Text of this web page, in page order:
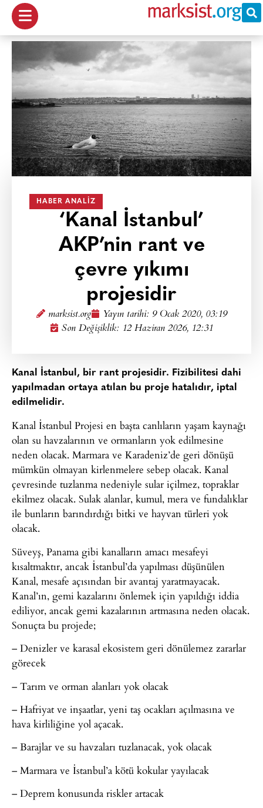
HABER ANALIZ
‘Kanal İstanbul’
AKP’nin rant ve
çevre yıkımı
projesidir
marksist.org Yayın tarihi: 9 Ocak 2020, 03:19
Son Değişiklik: 12 Haziran 2026, 12:31
Kanal İstanbul, bir rant projesidir. Fizibilitesi dahi
yapılmadan ortaya atılan bu proje hatalıdır, iptal
edilmelidir.
Kanal İstanbul Projesi en başta canlıların yaşam kaynağı
olan su havzalarının ve ormanların yok edilmesine
neden olacak. Marmara ve Karadeniz’de geri dönüşü
mümkün olmayan kirlenmelere sebep olacak. Kanal
çevresinde tuzlanma nedeniyle sular içilmez, topraklar
ekilmez olacak. Sulak alanlar, kumul, mera ve fundalıklar
ile bunların barındırdığı bitki ve hayvan türleri yok
olacak.
Süveyş, Panama gibi kanalların amacı mesafeyi
kısaltmaktır, ancak İstanbul’da yapılması düşünülen
Kanal, mesafe açısından bir avantaj yaratmayacak.
Kanal’ın, gemi kazalarını önlemek için yapıldığı iddia
ediliyor, ancak gemi kazalarının artmasına neden olacak.
Sonuçta bu projede;
– Denizler ve karasal ekosistem geri dönülemez zararlar
görecek
– Tarım ve orman alanları yok olacak
– Hafriyat ve inşaatlar, yeni taş ocakları açılmasına ve
hava kirliliğine yol açacak.
– Barajlar ve su havzaları tuzlanacak, yok olacak
– Marmara ve İstanbul’a kötü kokular yayılacak
– Deprem konusunda riskler artacak